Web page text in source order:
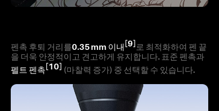
펜촉 후퇴 거리를0.35 mm 이내[9] 로 최적화하여 펜 끝
을 더욱 안정적이고 견고하게 유지합니다. 표준 펜촉과
펠트 펜촉[10] (마찰력 증가) 중 선택할 수 있습니다.